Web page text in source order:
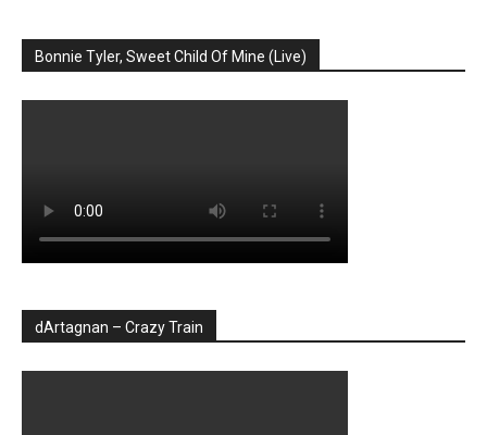
Bonnie Tyler, Sweet Child Of Mine (Live)
dArtagnan – Crazy Train